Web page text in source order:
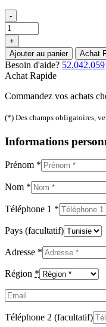
-
+
Ajouter au panier
Achat
Besoin d'aide? 52.042.059
Achat Rapide
Commandez vos achats
(*) Des champs obligatoires,
Informations
Prénom *
Nom *
Téléphone 1 *
Pays (facultatif)
Adresse *
Région *
Email
Téléphone 2 (facultatif)